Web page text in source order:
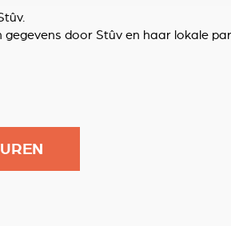
door Stûv en haar lokale